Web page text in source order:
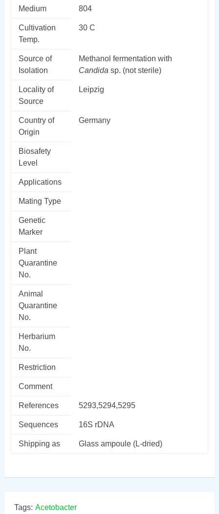
Medium 804
Cultivation
Temp.
30 C
Source of
Isolation
Methanol fermentation with
Candida sp. (not sterile)
Locality of
Source
Leipzig
Country of
Origin
Germany
Biosafety
Level
Applications
Mating Type
Genetic
Marker
Plant
Quarantine
No.
Animal
Quarantine
No.
Herbarium
No.
Restriction
Comment
References 5293,5294,5295
Sequences 16S rDNA
Shipping as Glass ampoule (L-dried)
Tags: Acetobacter